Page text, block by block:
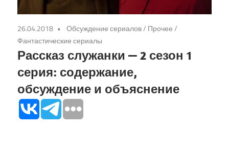
26.04.2018 Обсуждение сериалов/ Прочее/
Фантастические сериалы
Рассказ служанки — 2 сезон 1
серия: содержание,
обсуждение и объяснение